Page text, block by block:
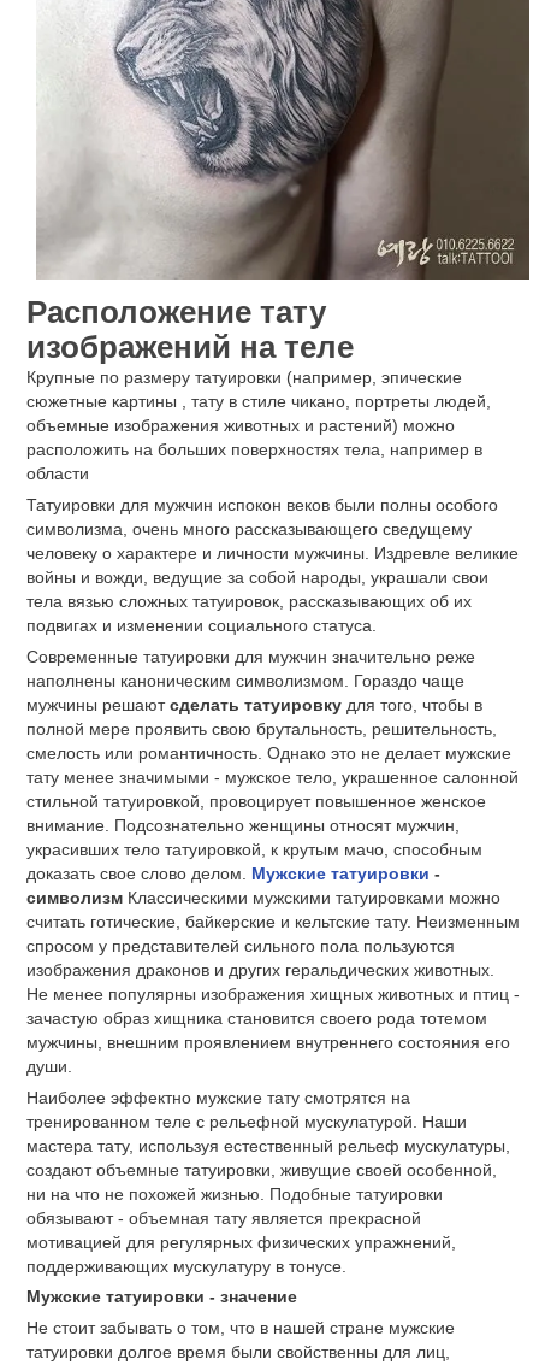
Расположение тату
изображений на теле
Крупные по размеру татуировки (например, эпические
сюжетные картины , тату в стиле чикано, портреты людей,
объемные изображения животных и растений) можно
расположить на больших поверхностях тела, например в
области
Татуировки для мужчин испокон веков были полны особого
символизма, очень много рассказывающего сведущему
человеку о характере и личности мужчины. Издревле великие
войны и вожди, ведущие за собой народы, украшали свои
тела вязью сложных татуировок, рассказывающих об их
подвигах и изменении социального статуса.
Современные татуировки для мужчин значительно реже
наполнены каноническим символизмом. Гораздо чаще
мужчины решаютсделать татуировку для того, чтобы в
полной мере проявить свою брутальность, решительность,
смелость или романтичность. Однако это не делает мужские
тату менее значимыми - мужское тело, украшенное салонной
стильной татуировкой, провоцирует повышенное женское
внимание. Подсознательно женщины относят мужчин,
украсивших тело татуировкой, к крутым мачо, способным
доказать свое слово делом. Мужские татуировки -
символизм Классическими мужскими татуировками можно
считать готические, байкерские и кельтские тату. Неизменным
спросом у представителей сильного пола пользуются
изображения драконов и других геральдических животных.
Не менее популярны изображения хищных животных и птиц -
зачастую образ хищника становится своего рода тотемом
мужчины, внешним проявлением внутреннего состояния его
души.
Наиболее эффектно мужские тату смотрятся на
тренированном теле с рельефной мускулатурой. Наши
мастера тату, используя естественный рельеф мускулатуры,
создают объемные татуировки, живущие своей особенной,
ни на что не похожей жизнью. Подобные татуировки
обязывают - объемная тату является прекрасной
мотивацией для регулярных физических упражнений,
поддерживающих мускулатуру в тонусе.
Мужские татуировки - значение
Не стоит забывать о том, что в нашей стране мужские
татуировки долгое время были свойственны для лиц,